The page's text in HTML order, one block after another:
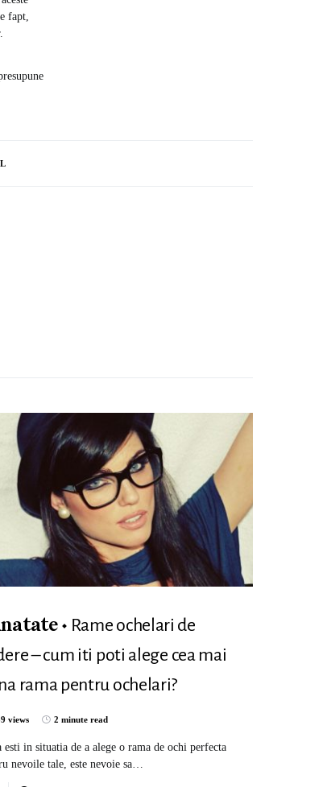
fapt,
Rame ochelari de
– cum iti poti alege cea mai
rama pentru ochelari?
views 2 minute read
esti in situatia de a alege o rama de ochi perfecta
nevoile tale, este nevoie sa…